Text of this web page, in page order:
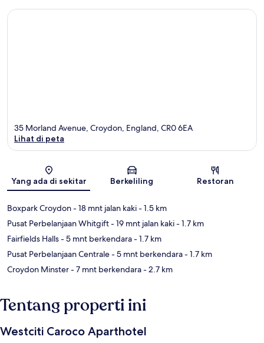
Peta
35 Morland Avenue, Croydon, England, CR0 6EA
Lihat di peta
Yang ada di sekitar Berkeliling Restoran
Boxpark Croydon- 18 mnt jalan kaki- 1.5 km
Pusat Perbelanjaan Whitgift- 19 mnt jalan kaki- 1.7 km
Fairfields Halls- 5 mnt berkendara- 1.7 km
Pusat Perbelanjaan Centrale- 5 mnt berkendara- 1.7 km
Croydon Minster- 7 mnt berkendara- 2.7 km
Tentang properti ini
Westciti Caroco Aparthotel